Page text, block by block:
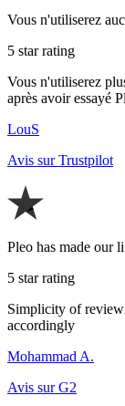
Vous n'utiliserez
5 star rating
Vous n'utiliserez
après avoir essayé
LouS
Avis sur Trustpilot
Pleo has made our
5 star rating
Simplicity of
accordingly
Mohammad A.
Avis sur G2